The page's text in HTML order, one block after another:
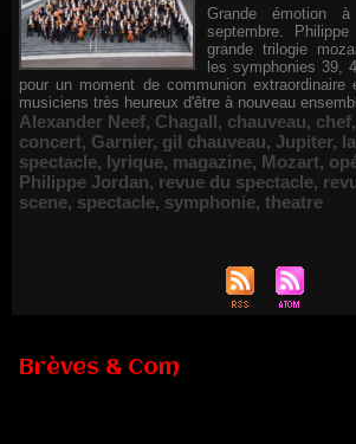
Grande émotion
septembre.
grande trilogie
les symphonies 39,
pour un moment de communion
musiciens très heureux d'être à nouveau
Alexander Neef, Chagall, chauveau, chef,
concert, Garnier, gil chauveau, Jupiter,
spectacle, lyrique, magazine, Mozart,
Philippe Jordan, revue du spectacle,
scene, spectacle, symphonie, theatre
Brèves & Com